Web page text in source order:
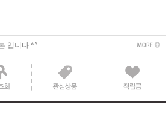
입니다 ^^